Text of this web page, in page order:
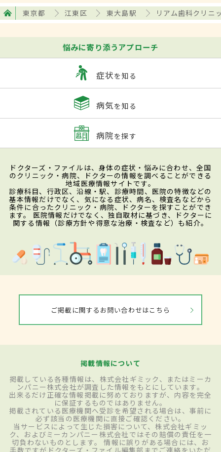
東京都 江東区 東大島駅 リアム歯科クリニ
悩みに寄り添うアプローチ
症状を知る
病気を知る
病院を探す
ドクターズ・ファイルは、身体の症状・悩みに合わせ、全国
のクリニック・病院、ドクターの情報を調べることができる
地域医療情報サイトです。
診療科目、行政区、沿線・駅、診療時間、医院の特徴などの
基本情報だけでなく、気になる症状、病名、検査名などから
条件に合ったクリニック・病院、ドクターを探すことができ
ます。 医院情報だけでなく、独自取材に基づき、ドクターに
関する情報（診療方針や得意な治療・検査など）も紹介。
ご掲載に関するお問い合わせはこちら
掲載情報について
掲載している各種情報は、株式会社ギミック、またはミーカ
ンパニー株式会社が調査した情報をもとにしています。
出来るだけ正確な情報掲載に努めておりますが、内容を完全
に保証するものではありません。
掲載されている医療機関へ受診を希望される場合は、事前に
必ず該当の医療機関に直接ご確認ください。
当サービスによって生じた損害について、株式会社ギミッ
ク、およびミーカンパニー株式会社ではその賠償の責任を一
切負わないものとします。 情報に誤りがある場合には、お
手数ですがドクターズ・ファイル編集部までご連絡をいただ